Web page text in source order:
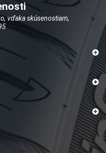
vďaka skúsenostiam,